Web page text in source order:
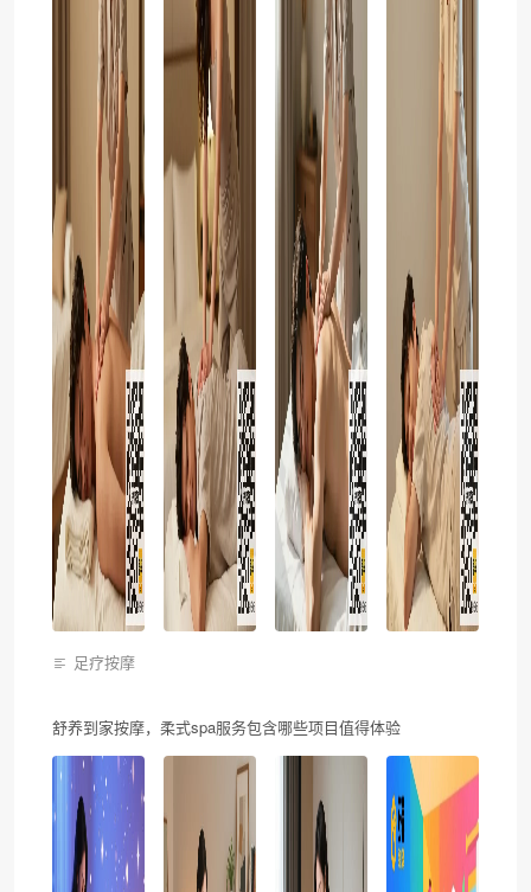
足疗按摩
舒养到家按摩，柔式spa服务包含哪些项目值得体验